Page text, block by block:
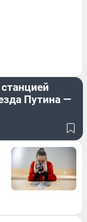
Путина —